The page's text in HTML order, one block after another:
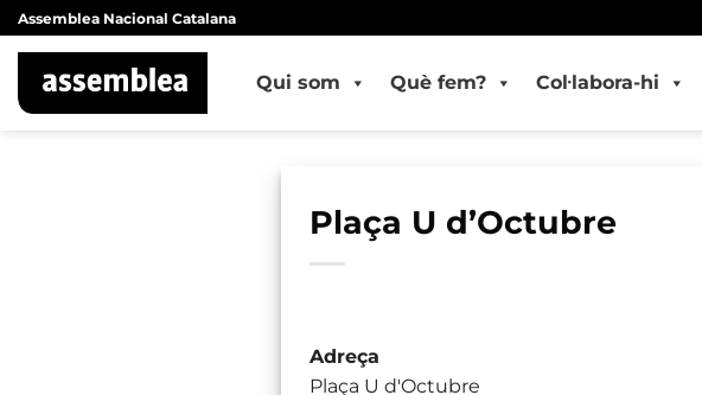
Skip
to
content
Assemblea Nacional Catalana
Qui som Què fem? Col·labora-hi
Plaça U d’Octubre
Adreça
Plaça U d'Octubre